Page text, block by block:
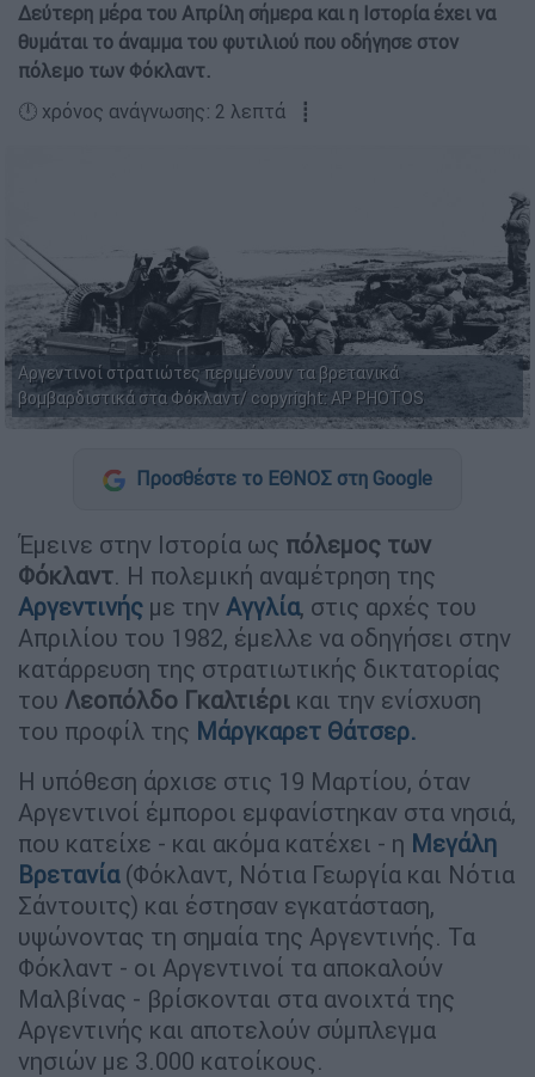
Δεύτερη μέρα του Απρίλη σήμερα και η Ιστορία έχει να
θυμάται το άναμμα του φυτιλιού που οδήγησε στον
πόλεμο των Φόκλαντ.
🕛 χρόνος ανάγνωσης: 2 λεπτά ┋
Αργεντινοί στρατιώτες περιμένουν τα βρετανικά
βομβαρδιστικά στα Φόκλαντ/ copyright: AP PHOTOS
Προσθέστε το ΕΘΝΟΣ στη Google
Έμεινε στην Ιστορία ως πόλεμος των
Φόκλαντ. Η πολεμική αναμέτρηση της
Αργεντινής με την Αγγλία, στις αρχές του
Απριλίου του 1982, έμελλε να οδηγήσει στην
κατάρρευση της στρατιωτικής δικτατορίας
του Λεοπόλδο Γκαλτιέρι και την ενίσχυση
του προφίλ της Μάργκαρετ Θάτσερ.
Η υπόθεση άρχισε στις 19 Μαρτίου, όταν
Αργεντινοί έμποροι εμφανίστηκαν στα νησιά,
που κατείχε - και ακόμα κατέχει - η Μεγάλη
Βρετανία(Φόκλαντ, Νότια Γεωργία και Νότια
Σάντουιτς) και έστησαν εγκατάσταση,
υψώνοντας τη σημαία της Αργεντινής. Τα
Φόκλαντ - οι Αργεντινοί τα αποκαλούν
Μαλβίνας - βρίσκονται στα ανοιχτά της
Αργεντινής και αποτελούν σύμπλεγμα
νησιών με 3.000 κατοίκους.